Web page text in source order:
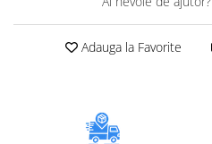
Accesorii electrice
Scule de mana
Dalti, spituri, leviere
Adauga la Favorite